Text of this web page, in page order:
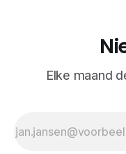
Elke maand